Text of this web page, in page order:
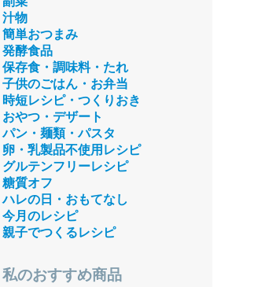
汁物
簡単おつまみ
発酵食品
保存食・調味料・たれ
子供のごはん・お弁当
時短レシピ・つくりおき
おやつ・デザート
パン・麺類・パスタ
卵・乳製品不使用レシピ
グルテンフリーレシピ
糖質オフ
ハレの日・おもてなし
今月のレシピ
親子でつくるレシピ
私のおすすめ商品